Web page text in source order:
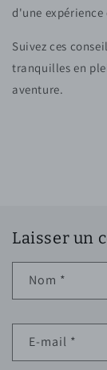
d'une
Suivez ces
tranquilles en
aventure.
Laisser un
Nom *
E-mail *